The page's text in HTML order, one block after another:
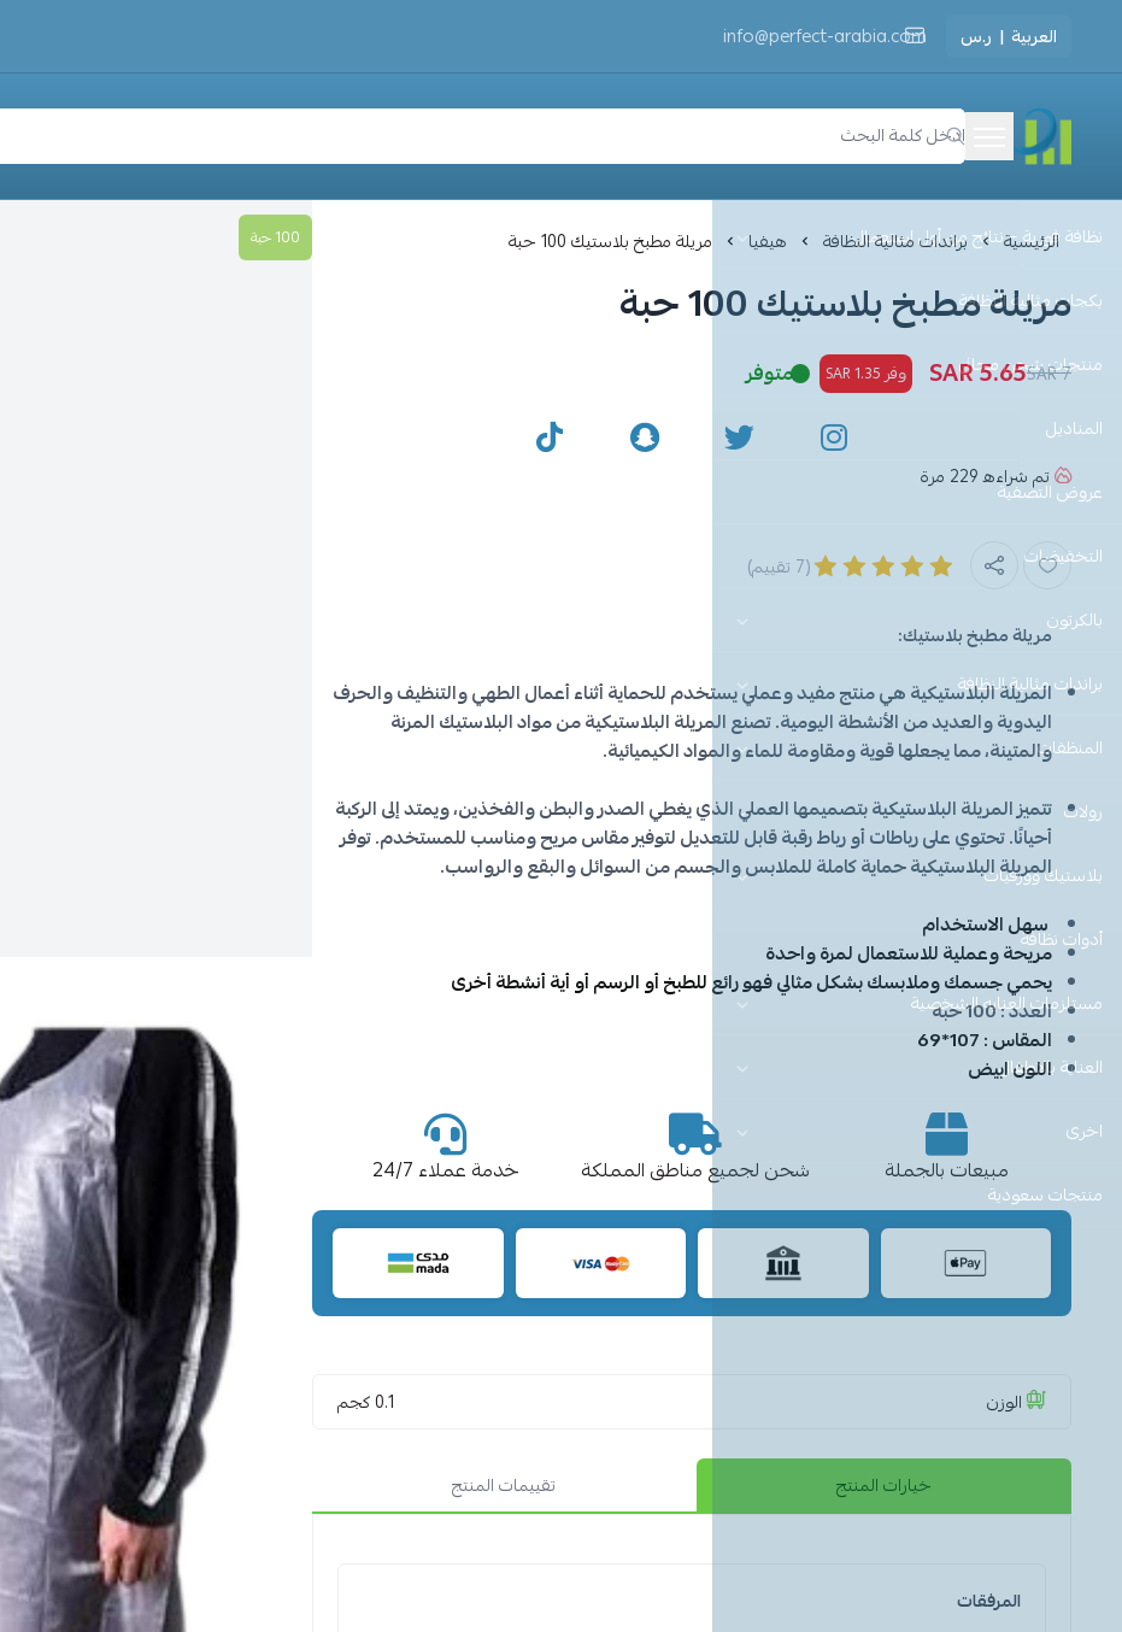
العربية | ر.س info@perfect-arabia.com
مثالية النظافة
نظافة فورية – نتائج من أول استعمال
بكجات مثالية النظافة
منتجات شحن مجاني
المناديل
عروض التصفية
التخفيضات
بالكرتون
براندات مثالية النظافة
المنظفات
رولات
بلاستيك وورقيات
أدوات نظافة
مستلزمات العنايه الشخصية
العناية بالاطفال
اخرى
منتجات سعودية
الرئيسية براندات مثالية النظافة هيفيا مريلة مطبخ بلاستيك 100 حبة
مريلة مطبخ بلاستيك 100 حبة
7 SAR
5.65 SAR وفر 1.35 SAR متوفر
تم شراءه229 مرة
(7 تقييم)
مريلة مطبخ بلاستيك:
المريلة البلاستيكية هي منتج مفيد وعملي يستخدم للحماية أثناء أعمال الطهي والتنظيف والحرف
اليدوية والعديد من الأنشطة اليومية. تصنع المريلة البلاستيكية من مواد البلاستيك المرنة
والمتينة، مما يجعلها قوية ومقاومة للماء والمواد الكيميائية.
تتميز المريلة البلاستيكية بتصميمها العملي الذي يغطي الصدر والبطن والفخذين، ويمتد إلى الركبة
أحيانًا. تحتوي على رباطات أو رباط رقبة قابل للتعديل لتوفير مقاس مريح ومناسب للمستخدم. توفر
المريلة البلاستيكية حماية كاملة للملابس والجسم من السوائل والبقع والرواسب.
سهل الاستخدام
مريحة وعملية للاستعمال لمرة واحدة
يحمي جسمك وملابسك بشكل مثالي فهو رائع للطبخ أو الرسم أو أية أنشطة أخرى
العدد : 100 حبه
المقاس : 107*69
اللون ابيض
مبيعات بالجملة شحن لجميع مناطق المملكة خدمة عملاء 24/7
الوزن 0.1 كجم
خيارات المنتج تقييمات المنتج
المرفقات
100 حبة